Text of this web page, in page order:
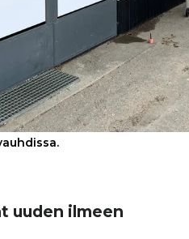
uuden ilmeen